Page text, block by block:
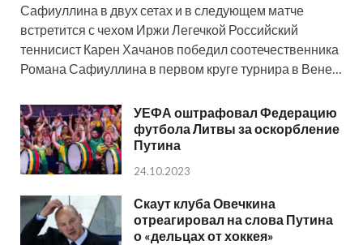
Сафиуллина в двух сетах и в следующем матче
встретится с чехом Иржи Легечкой Российский
теннисист Карен Хачанов победил соотечественника
Романа Сафиуллина в первом круге турнира в Вене…
УЕФА оштрафовал Федерацию
футбола Литвы за оскорбление
Путина
24.10.2023
Скаут клуба Овечкина
отреагировал на слова Путина
о «дельцах от хоккея»